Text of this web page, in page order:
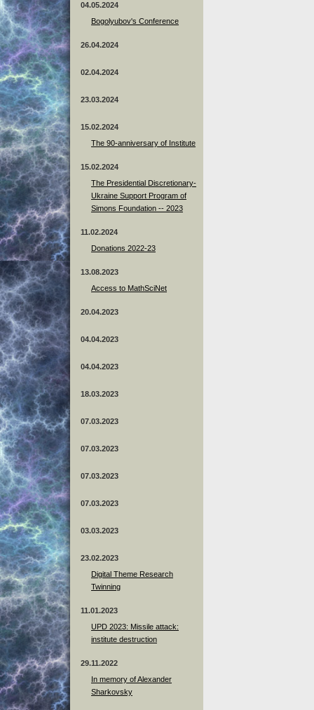
04.05.2024
Bogolyubov's Conference
26.04.2024
02.04.2024
23.03.2024
15.02.2024
The 90-anniversary of Institute
15.02.2024
The Presidential Discretionary-
Ukraine Support Program of
Simons Foundation -- 2023
11.02.2024
Donations 2022-23
13.08.2023
Access to MathSciNet
20.04.2023
04.04.2023
04.04.2023
18.03.2023
07.03.2023
07.03.2023
07.03.2023
07.03.2023
03.03.2023
23.02.2023
Digital Theme Research
Twinning
11.01.2023
UPD 2023: Missile attack:
institute destruction
29.11.2022
In memory of Alexander
Sharkovsky